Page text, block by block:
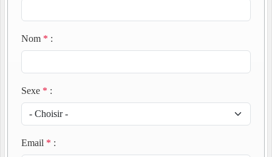
Nom * :
Sexe * :
Email * :